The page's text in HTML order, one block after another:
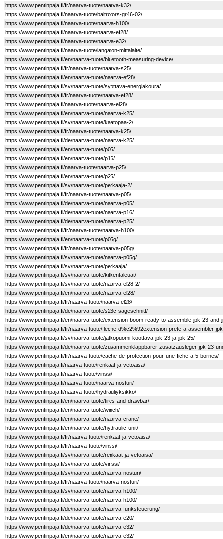
https://www.pentinpaja.fi/fr/naarva-tuote/naarva-k32/
https://www.pentinpaja.fi/naarva-tuote/baltrotors-gr46-02/
https://www.pentinpaja.fi/naarva-tuote/naarva-h100/
https://www.pentinpaja.fi/naarva-tuote/naarva-ef28/
https://www.pentinpaja.fi/naarva-tuote/naarva-e32/
https://www.pentinpaja.fi/naarva-tuote/langaton-mittalaite/
https://www.pentinpaja.fi/en/naarva-tuote/bluetooth-measuring-device/
https://www.pentinpaja.fi/fr/naarva-tuote/naarva-s25/
https://www.pentinpaja.fi/en/naarva-tuote/naarva-ef28/
https://www.pentinpaja.fi/sv/naarva-tuote/syottava-energiakoura/
https://www.pentinpaja.fi/fr/naarva-tuote/naarva-ef28/
https://www.pentinpaja.fi/naarva-tuote/naarva-el28/
https://www.pentinpaja.fi/en/naarva-tuote/naarva-k25/
https://www.pentinpaja.fi/sv/naarva-tuote/kaatopaa-2/
https://www.pentinpaja.fi/fr/naarva-tuote/naarva-k25/
https://www.pentinpaja.fi/de/naarva-tuote/naarva-k25/
https://www.pentinpaja.fi/en/naarva-tuote/p05/
https://www.pentinpaja.fi/en/naarva-tuote/p16/
https://www.pentinpaja.fi/naarva-tuote/naarva-p25/
https://www.pentinpaja.fi/en/naarva-tuote/p25/
https://www.pentinpaja.fi/sv/naarva-tuote/perkaaja-2/
https://www.pentinpaja.fi/fr/naarva-tuote/naarva-p05/
https://www.pentinpaja.fi/de/naarva-tuote/naarva-p05/
https://www.pentinpaja.fi/de/naarva-tuote/naarva-p16/
https://www.pentinpaja.fi/de/naarva-tuote/naarva-p25/
https://www.pentinpaja.fi/fr/naarva-tuote/naarva-h100/
https://www.pentinpaja.fi/en/naarva-tuote/p05g/
https://www.pentinpaja.fi/fr/naarva-tuote/naarva-p05g/
https://www.pentinpaja.fi/sv/naarva-tuote/naarva-p05g/
https://www.pentinpaja.fi/sv/naarva-tuote/perkaaja/
https://www.pentinpaja.fi/sv/naarva-tuote/kitkentaleuat/
https://www.pentinpaja.fi/sv/naarva-tuote/naarva-el28-2/
https://www.pentinpaja.fi/en/naarva-tuote/naarva-el28/
https://www.pentinpaja.fi/fr/naarva-tuote/naarva-el28/
https://www.pentinpaja.fi/de/naarva-tuote/s23c-sageschnitt/
https://www.pentinpaja.fi/en/naarva-tuote/extension-boom-ready-to-assemble-jpk-23-and-
https://www.pentinpaja.fi/fr/naarva-tuote/fleche-d%c2%92extension-prete-a-assembler-
https://www.pentinpaja.fi/sv/naarva-tuote/jatkopuomi-koottava-jpk-23-ja-jpk-25/
https://www.pentinpaja.fi/de/naarva-tuote/zusammenklappbarer-zusatzausleger-jpk-23-
https://www.pentinpaja.fi/fr/naarva-tuote/cache-de-protection-pour-une-fiche-a-5-bornes/
https://www.pentinpaja.fi/naarva-tuote/renkaat-ja-vetoaisa/
https://www.pentinpaja.fi/naarva-tuote/vinssi/
https://www.pentinpaja.fi/naarva-tuote/naarva-nosturi/
https://www.pentinpaja.fi/naarva-tuote/hydrauliyksikko/
https://www.pentinpaja.fi/en/naarva-tuote/tires-and-drawbar/
https://www.pentinpaja.fi/en/naarva-tuote/winch/
https://www.pentinpaja.fi/en/naarva-tuote/naarva-crane/
https://www.pentinpaja.fi/en/naarva-tuote/hydraulic-unit/
https://www.pentinpaja.fi/fr/naarva-tuote/renkaat-ja-vetoaisa/
https://www.pentinpaja.fi/fr/naarva-tuote/vinssi/
https://www.pentinpaja.fi/sv/naarva-tuote/renkaat-ja-vetoaisa/
https://www.pentinpaja.fi/sv/naarva-tuote/vinssi/
https://www.pentinpaja.fi/sv/naarva-tuote/naarva-nosturi/
https://www.pentinpaja.fi/fr/naarva-tuote/naarva-nosturi/
https://www.pentinpaja.fi/sv/naarva-tuote/naarva-h100/
https://www.pentinpaja.fi/de/naarva-tuote/naarva-h100/
https://www.pentinpaja.fi/de/naarva-tuote/naarva-funksteuerung/
https://www.pentinpaja.fi/de/naarva-tuote/naarva-e20/
https://www.pentinpaja.fi/de/naarva-tuote/naarva-e32/
https://www.pentinpaja.fi/en/naarva-tuote/naarva-e32/